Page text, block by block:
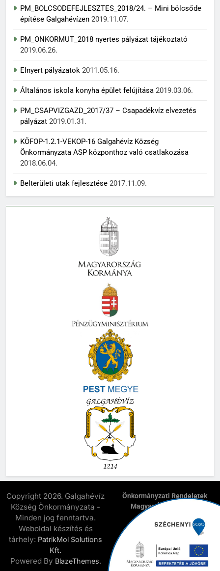
PM_BOLCSODEFEJLESZTES_2018/24. – Mini bölcsőde
építése Galgahévízen 2019.11.07.
PM_ONKORMUT_2018 nyertes pályázat tájékoztató
2019.06.26.
Elnyert pályázatok 2011.05.16.
Általános iskola konyha épület felújítása 2019.03.06.
PM_CSAPVIZGAZD_2017/37 – Csapadékvíz elvezetés
pályázat 2019.01.31.
KÖFOP-1.2.1-VEKOP-16 Galgahévíz Község
Önkormányzata ASP központhoz való csatlakozása
2018.06.04.
Belterületi utak fejlesztése 2017.11.09.
Copyright 2026. Galgahévíz
Község Önkormányzata -
Minden jog fenntartva.
Weboldal készítés és
tárhely: PatrikMol Solutions
Kft.
Powered By BlazeThemes.
Önkormányzati Rendeletek
Magyar Államkincstár
E-Önkormányzat
Elnyert Széchenyi 2020
Kapcsolat